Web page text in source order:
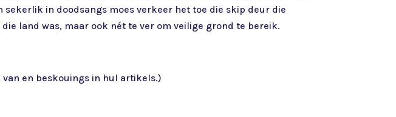
sekerlik in doodsangs moes verkeer het toe die skip deur die
land was, maar ook nét te ver om veilige grond te bereik.
en beskouings in hul artikels.)